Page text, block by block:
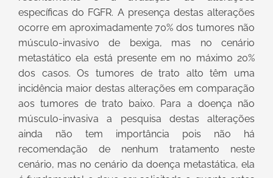
específicas do FGFR. A presença destas alterações
ocorre em aproximadamente 70% dos tumores não
músculo-invasivo de bexiga, mas no cenário
metastático ela está presente em no máximo 20%
dos casos. Os tumores de trato alto têm uma
incidência maior destas alterações em comparação
aos tumores de trato baixo. Para a doença não
músculo-invasiva a pesquisa destas alterações
ainda não tem importância pois não há
recomendação de nenhum tratamento neste
cenário, mas no cenário da doença metastática, ela